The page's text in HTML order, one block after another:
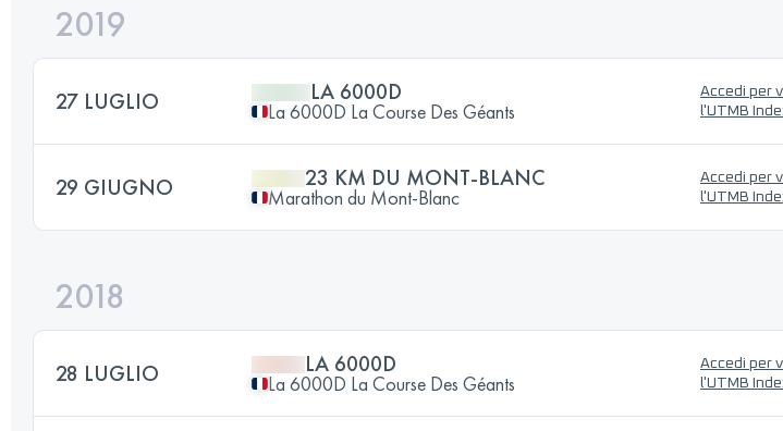
2019
27 LUGLIO LA 6000D
La 6000D La Course Des Géants
Accedi per
l'UTMB
29 GIUGNO 23 KM DU MONT-BLANC
Marathon du Mont-Blanc
Accedi per
l'UTMB
2018
28 LUGLIO LA 6000D
La 6000D La Course Des Géants
Accedi per
l'UTMB